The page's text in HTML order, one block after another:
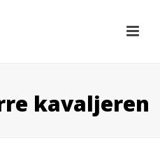
kavaljeren